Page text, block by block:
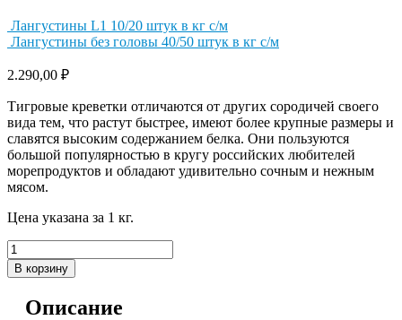
Лангустины L1 10/20 штук в кг с/м
Лангустины без головы 40/50 штук в кг с/м
2.290,00 ₽
Тигровые креветки отличаются от других сородичей своего
вида тем, что растут быстрее, имеют более крупные размеры и
славятся высоким содержанием белка. Они пользуются
большой популярностью в кругу российских любителей
морепродуктов и обладают удивительно сочным и нежным
мясом.
Цена указана за 1 кг.
В корзину
Описание